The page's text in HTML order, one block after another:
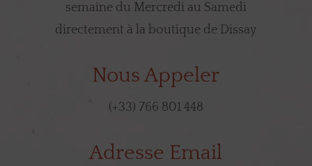
semaine du Mercredi au Samedi
directement à la boutique de Dissay
Nous Appeler
(+33) 766 801 448
Adresse Email